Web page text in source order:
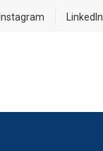
Instagram LinkedIn